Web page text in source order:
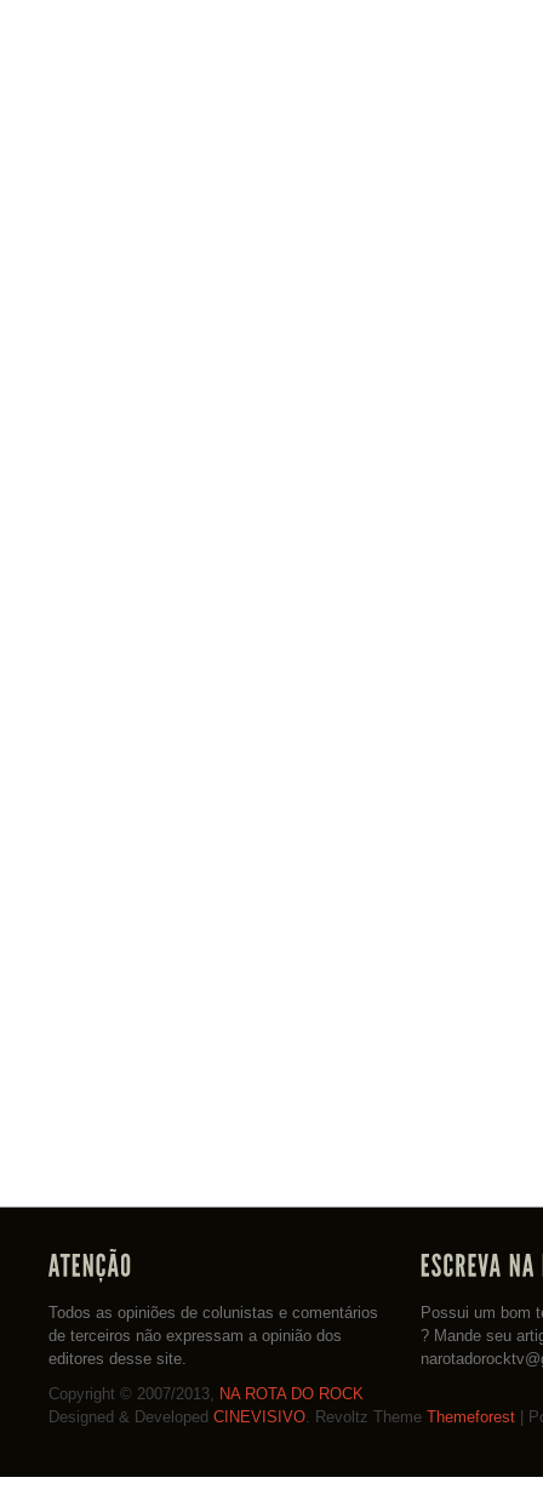
Todos as opiniões de colunistas e comentários
de terceiros não expressam a opinião dos
editores desse site.
Possui um bom
? Mande seu
Copyright © 2007/2013, NA ROTA DO ROCK
Designed & Developed CINEVISIVO. Revoltz Theme Themeforest |